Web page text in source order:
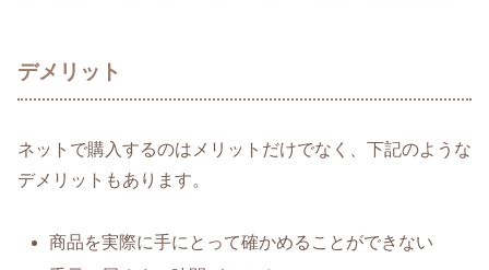
デメリット
ネットで購入するのはメリットだけでなく、下記のような
デメリットもあります。
商品を実際に手にとって確かめることができない